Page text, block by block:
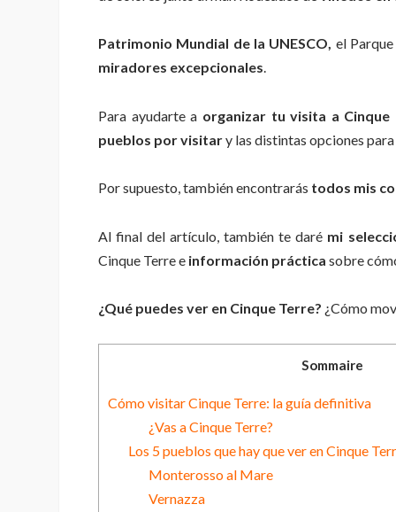
Patrimonio Mundial de la UNESCO, el
miradores excepcionales.
Para ayudarte a organizar tu visita a Cinque
pueblos por visitary las distintas opciones
Por supuesto, también encontrarás todos mis
Al final del artículo, también te daré mi
Cinque Terre e información práctica sobre
¿Qué puedes ver en Cinque Terre? ¿Cómo
Sommaire
Cómo visitar Cinque Terre: la guía definitiva
¿Vas a Cinque Terre?
Los 5 pueblos que hay que ver en Cinque
Monterosso al Mare
Vernazza